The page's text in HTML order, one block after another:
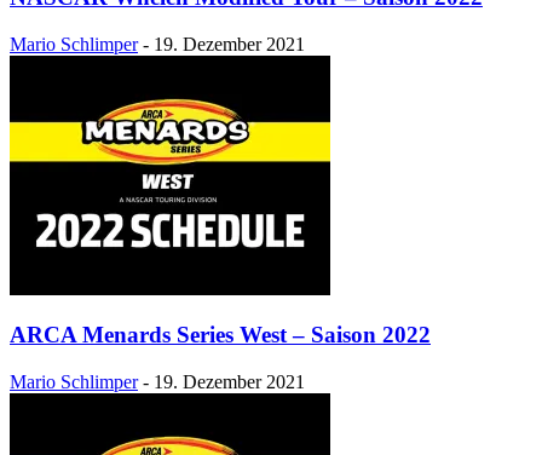
Mario Schlimper - 19. Dezember 2021
ARCA Menards Series West – Saison 2022
Mario Schlimper - 19. Dezember 2021